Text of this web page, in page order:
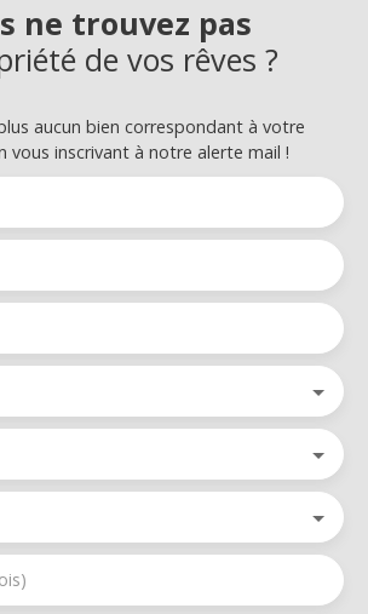
ne trouvez pas
de vos rêves ?
aucun bien correspondant à votre
vous inscrivant à notre alerte mail !